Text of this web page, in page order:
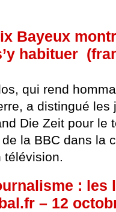
Bayeux
habituer
qui rend
a distingué les
Die Zeit pour le
la BBC dans la
télévision.
: les
– 12